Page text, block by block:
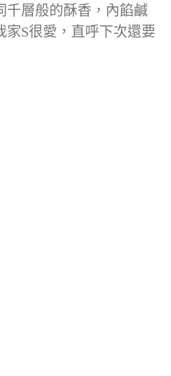
千層般的酥香，內餡鹹
家S很愛，直呼下次還要